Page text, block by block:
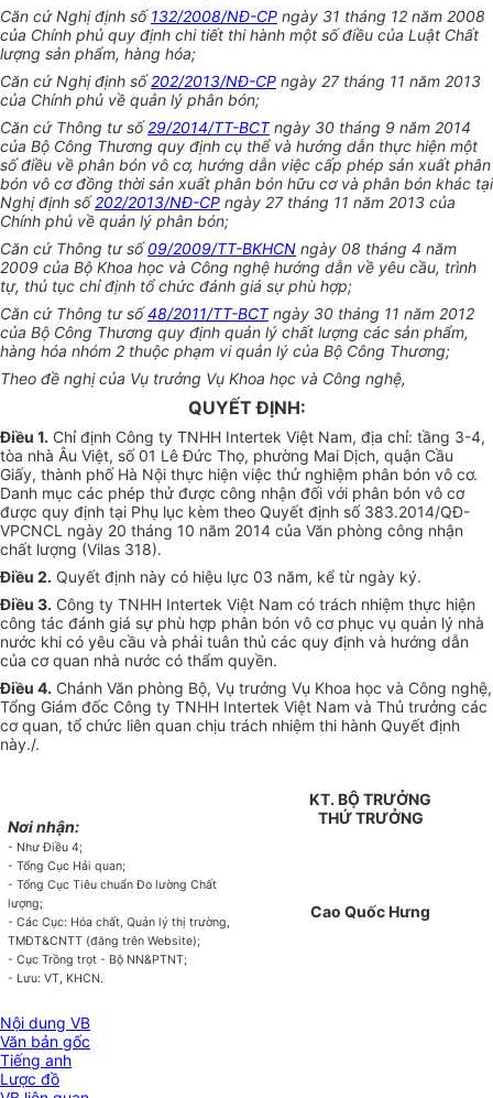
Căn cứ Nghị định số132/2008/NĐ-CP ngày 31 tháng 12 năm 2008
của Chính phủ quy định chi tiết thi hành một số điều của Luật Chất
lượng sản phẩm, hàng hóa;
Căn cứ Nghị định số202/2013/NĐ-CP ngày 27 tháng 11 năm 2013
của Chính phủ về quản lý phân bón;
Căn cứ Thông tư số29/2014/TT-BCTngày 30 tháng 9 năm 2014
của Bộ Công Thương quy định cụ thể và hướng dẫn thực hiện một
số điều về phân bón vô cơ, hướng dẫn việc cấp phép sản xuất phân
bón vô cơ đồng thời sản xuất phân bón hữu cơ và phân bón khác tại
Nghị định số202/2013/NĐ-CP ngày 27 tháng 11 năm 2013 của
Chính phủ về quản lý phân bón;
Căn cứ Thông tư số09/2009/TT-BKHCN ngày 08 tháng 4 năm
2009 của Bộ Khoa học và Công nghệ hướng dẫn về yêu cầu, trình
tự, thủ tục chỉ định tổ chức đánh giá sự phù hợp;
Căn cứ Thông tư số48/2011/TT-BCTngày 30 tháng 11 năm 2012
của Bộ Công Thương quy định quản lý chất lượng các sản phẩm,
hàng hóa nhóm 2 thuộc phạm vi quản lý của Bộ Công Thương;
Theo đề nghị của Vụ trưởng Vụ Khoa học và Công nghệ,
QUYẾT ĐỊNH:
Điều 1. Chỉ định Công ty TNHH Intertek Việt Nam, địa chỉ: tầng 3-4,
tòa nhà Âu Việt, số 01 Lê Đức Thọ, phường Mai Dịch, quận Cầu
Giấy, thành phố Hà Nội thực hiện việc thử nghiệm phân bón vô cơ.
Danh mục các phép thử được công nhận đối với phân bón vô cơ
được quy định tại Phụ lục kèm theo Quyết định số 383.2014/QĐ-
VPCNCL ngày 20 tháng 10 năm 2014 của Văn phòng công nhận
chất lượng (Vilas 318).
Điều 2. Quyết định này có hiệu lực 03 năm, kể từ ngày ký.
Điều 3. Công ty TNHH Intertek Việt Nam có trách nhiệm thực hiện
công tác đánh giá sự phù hợp phân bón vô cơ phục vụ quản lý nhà
nước khi có yêu cầu và phải tuân thủ các quy định và hướng dẫn
của cơ quan nhà nước có thẩm quyền.
Điều 4. Chánh Văn phòng Bộ, Vụ trưởng Vụ Khoa học và Công nghệ,
Tổng Giám đốc Công ty TNHH Intertek Việt Nam và Thủ trưởng các
cơ quan, tổ chức liên quan chịu trách nhiệm thi hành Quyết định
này./.
Nơi nhận:
- NhưĐiều 4;
- Tổng Cục Hải quan;
- Tổng Cục Tiêu chuẩn Đo lường Chất
lượng;
- Các Cục: Hóa chất, Quản lý thị trường,
TMĐT&CNTT (đăng trên Website);
- Cục Trồng trọt - Bộ NN&PTNT;
- Lưu: VT, KHCN.
KT. BỘ TRƯỞNG
THỨ TRƯỞNG
Cao Quốc Hưng
Nội dung VB
Văn bản gốc
Tiếng anh
Lược đồ